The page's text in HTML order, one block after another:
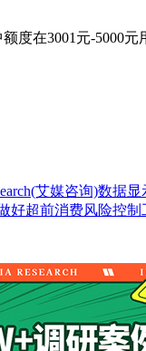
在3001元-5000元
艾媒咨询)数据
超前消费风险控